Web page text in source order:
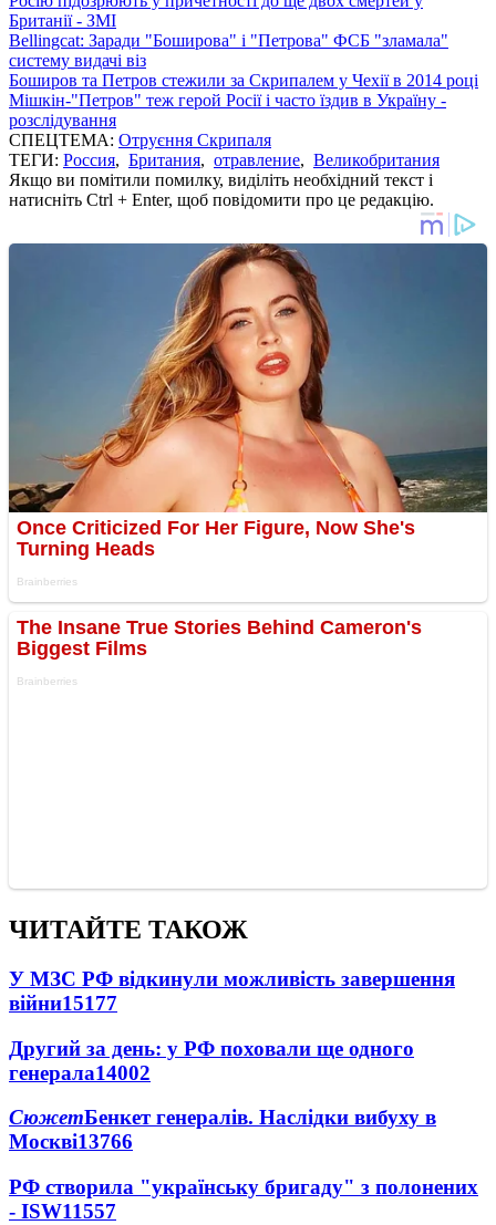
Британії - ЗМІ
Bellingcat: Заради "Боширова" і "Петрова" ФСБ "зламала"
систему видачі віз
Боширов та Петров стежили за Скрипалем у Чехії в 2014 році
Мішкін-"Петров" теж герой Росії і часто їздив в Україну -
розслідування
СПЕЦТЕМА: Отруєння Скрипаля
ТЕГИ: Россия, Британия, отравление, Великобритания
Якщо ви помітили помилку, виділіть необхідний текст і
натисніть Ctrl + Enter, щоб повідомити про це редакцію.
ЧИТАЙТЕ ТАКОЖ
У МЗС РФ відкинули можливість завершення
війни15177
Другий за день: у РФ поховали ще одного
генерала14002
СюжетБенкет генералів. Наслідки вибуху в
Москві13766
РФ створила "українську бригаду" з полонених
- ISW11557